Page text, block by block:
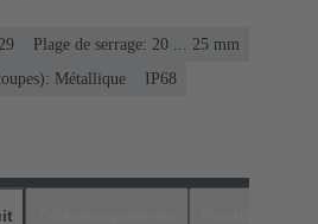
Plage de serrage: 20 ... 25 mm
Métallique
IP68